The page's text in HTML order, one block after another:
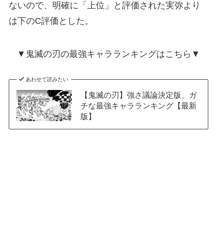
ないので、明確に「上位」と評価された実弥より
は下のC評価とした。
▼鬼滅の刃の最強キャラランキングはこちら▼
あわせて読みたい
【鬼滅の刃】強さ議論決定版、ガ
チな最強キャラランキング【最新
版】